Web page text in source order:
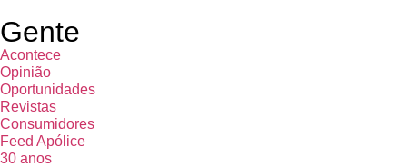
Gente
Acontece
Opinião
Oportunidades
Revistas
Consumidores
Feed Apólice
30 anos